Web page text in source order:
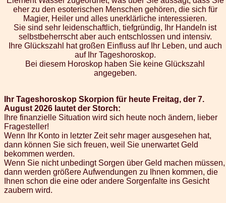
eher zu den esoterischen Menschen gehören, die sich für
Magier, Heiler und alles unerklärliche interessieren.
Sie sind sehr leidenschaftlich, tiefgründig, Ihr Handeln ist
selbstbeherrscht aber auch entschlossen und intensiv.
Ihre Glückszahl hat großen Einfluss auf Ihr Leben, und auch
auf Ihr Tageshoroskop.
Bei diesem Horoskop haben Sie keine Glückszahl
angegeben.
Ihr Tageshoroskop Skorpion für heute Freitag, der 7.
August 2026 lautet der Storch:
Ihre finanzielle Situation wird sich heute noch ändern, lieber
Fragesteller!
Wenn Ihr Konto in letzter Zeit sehr mager ausgesehen hat,
dann können Sie sich freuen, weil Sie unerwartet Geld
bekommen werden.
Wenn Sie nicht unbedingt Sorgen über Geld machen müssen,
dann werden größere Aufwendungen zu Ihnen kommen, die
Ihnen schon die eine oder andere Sorgenfalte ins Gesicht
zaubern wird.